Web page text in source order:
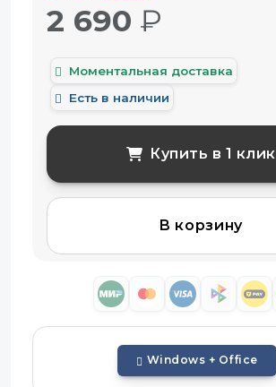
2 690 ₽
Моментальная доставка
Есть в наличии
Купить в 1 клик
В корзину
Windows + Office